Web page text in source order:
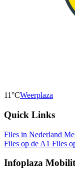
11°CWeerplaza
Quick Links
Files in Nederland
Files op de A1 Files
Infoplaza